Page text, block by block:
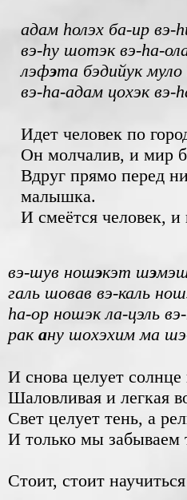
адам hолэх ба-ир вэ-
вэ-hу шотэк вэ-hа-
лэфэта бэдийук
вэ-hа-адам цохэк вэ-
Идет человек по
Он молчалив, и мир
Вдруг прямо перед
малышка.
И смеётся человек, и
вэ-шув ношэкэт шэ
галь шовав вэ-каль
hа-ор ношэк ла-цэль
рак ану шохэхим ма
И снова целует
Шаловливая и легкая
Свет целует тень, а
И только мы забываем
Стоит, стоит